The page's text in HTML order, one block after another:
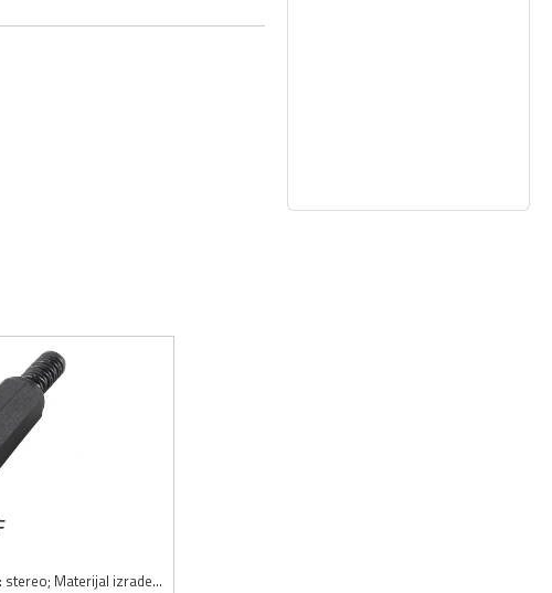
3.5mm utičnica; Tip utičnice: stereo; Materijal izrade kućišta: plastika;